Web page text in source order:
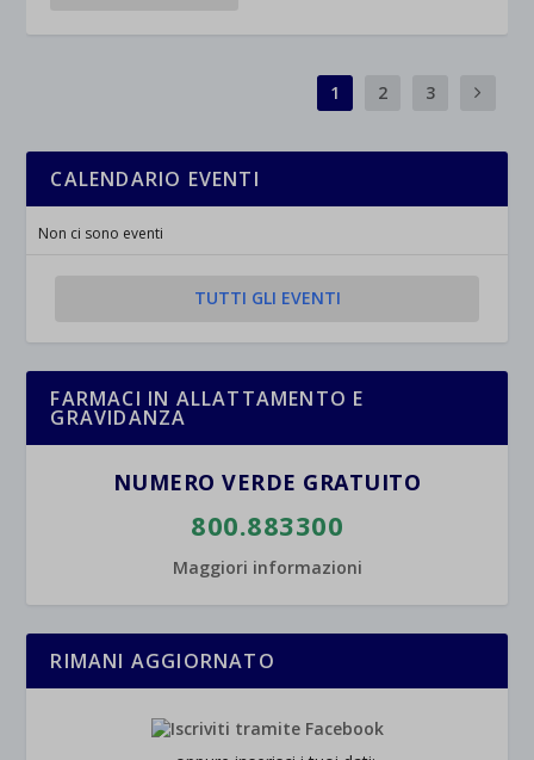
1 2 3
CALENDARIO EVENTI
Non ci sono eventi
TUTTI GLI EVENTI
FARMACI IN ALLATTAMENTO E
GRAVIDANZA
NUMERO VERDE GRATUITO
800.883300
Maggiori informazioni
RIMANI AGGIORNATO